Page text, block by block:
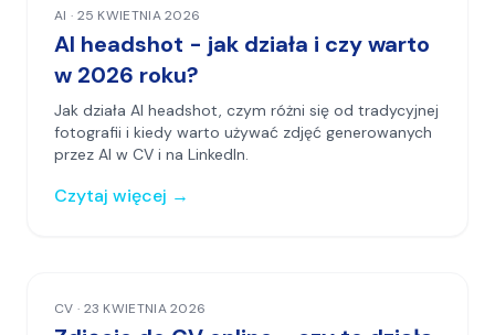
AI · 25 KWIETNIA 2026
AI headshot - jak działa i czy warto
w 2026 roku?
Jak działa AI headshot, czym różni się od tradycyjnej
fotografii i kiedy warto używać zdjęć generowanych
przez AI w CV i na LinkedIn.
Czytaj więcej →
CV · 23 KWIETNIA 2026